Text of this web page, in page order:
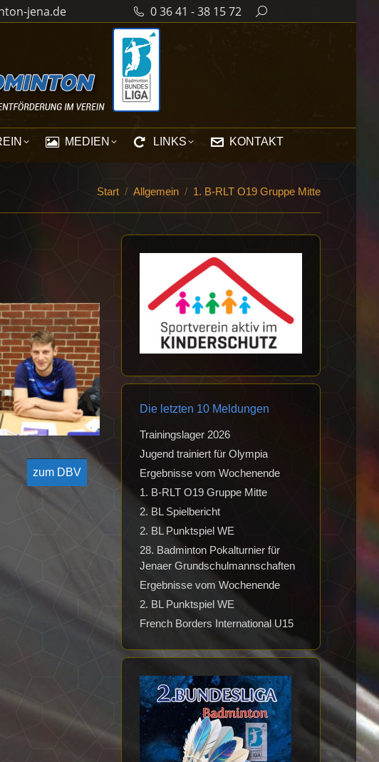
jena.de 0 36 41 - 38 15 72 Search:
MEDIEN LINKS KONTAKT
Sie befinden sich hier:
Start Allgemein 1. B-RLT O19 Gruppe Mitte
zum DBV
Die letzten 10 Meldungen
Trainingslager 2026
Jugend trainiert für Olympia
Ergebnisse vom Wochenende
1. B-RLT O19 Gruppe Mitte
2. BL Spielbericht
2. BL Punktspiel WE
28. Badminton Pokalturnier für
Jenaer Grundschulmannschaften
Ergebnisse vom Wochenende
2. BL Punktspiel WE
French Borders International U15